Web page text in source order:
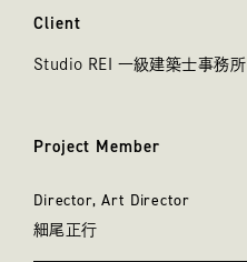
クライアント
Client
Studio REI 一級建築士事務所
プロジェクトメンバー
Project Member
Director, Art Director
細尾正行